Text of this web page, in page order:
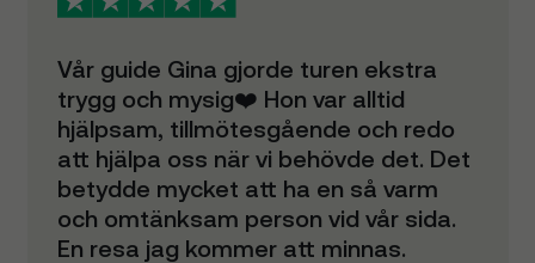
Vår guide Gina gjorde turen ekstra
trygg och mysig❤️ Hon var alltid
hjälpsam, tillmötesgående och redo
att hjälpa oss när vi behövde det. Det
betydde mycket att ha en så varm
och omtänksam person vid vår sida.
En resa jag kommer att minnas.